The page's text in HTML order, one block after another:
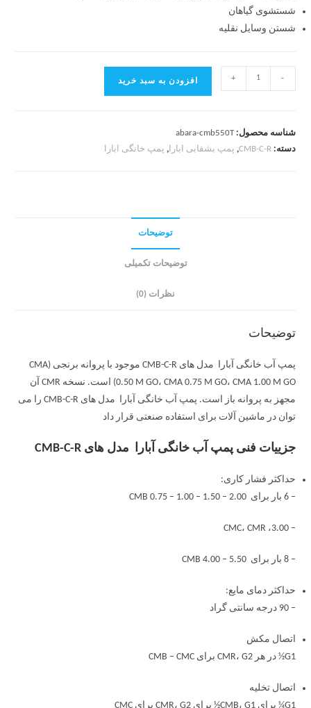
شستشوی گیاهان
شستن وسایل نقلیه
-
+ افزودن به سبد خرید
شناسه محصول:abara-cmb550T
دسته:CMB-C-R
, پمپ بشقابی ابارا, پمپ خانگی ابارا
توضیحات
توضیحات تکمیلی
نظرات (0)
توضیحات
پمپ آب خانگی آبارا مدل های CMB-C-R موجود با پروانه برنجی (CMA
0.50 M GO، CMA 0.75 M GO، CMA 1.00 M GO) است. نسخه CMR آن
مجهز به پروانه باز است. پمپ آب خانگی آبارا مدل های CMB-C-R را می
توان در ماشین آلات برای استفاده صنعتی قرار داد
جزییات فنی پمپ آب خانگی آبارا مدل های CMB-C-R
حداکثر فشار کاری:
– 6 بار برای CMB 0.75 – 1.00 – 1.50 – 2.00
– 3.00، CMC، CMR
– 8 بار برای CMB 4.00 – 5.50
حداکثر دمای مایع:
– 90 درجه سانتی گراد
اتصال مکش
G1½ در هر CMR، G2 برای CMB – CMC
اتصال تخلیه
G1¼ برای CMB، G1½ برای CMR، G2 برای CMC